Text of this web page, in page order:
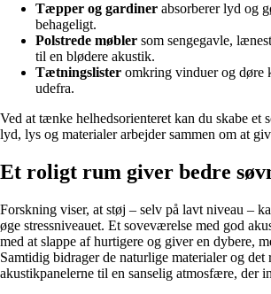
Tæpper og gardiner absorberer lyd og
behageligt.
Polstrede møbler som sengegavle,
til en blødere akustik.
Tætningslister omkring vinduer og døre
udefra.
Ved at tænke helhedsorienteret kan du skabe et
lyd, lys og materialer arbejder sammen om at
Et roligt rum giver bedre
Forskning viser, at støj – selv på lavt niveau –
øge stressniveauet. Et soveværelse med god
med at slappe af hurtigere og giver en dybere,
Samtidig bidrager de naturlige materialer og
akustikpanelerne til en sanselig atmosfære, der